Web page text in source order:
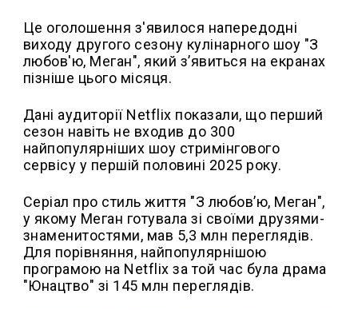
Це оголошення з'явилося напередодні
виходу другого сезону кулінарного шоу "З
любов'ю, Меган", який зʼявиться на екранах
пізніше цього місяця.
Дані аудиторії Netflix показали, що перший
сезон навіть не входив до 300
найпопулярніших шоу стримінгового
сервісу у першій половині 2025 року.
Серіал про стиль життя "З любов’ю, Меган",
у якому Меган готувала зі своїми друзями-
знаменитостями, мав 5,3 млн переглядів.
Для порівняння, найпопулярнішою
програмою на Netflix за той час була драма
"Юнацтво" зі 145 млн переглядів.